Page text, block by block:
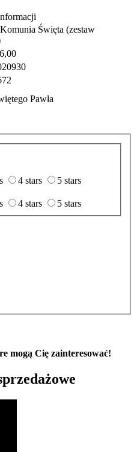
Święta (zestaw
Pawła
4 stars
5 stars
4 stars
5 stars
mogą Cię zainteresować!